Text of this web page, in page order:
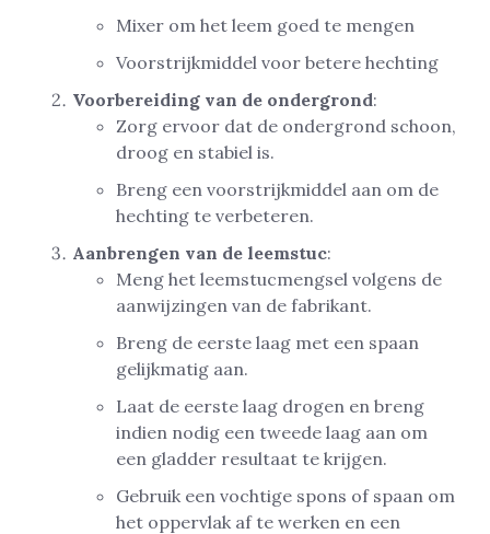
Mixer om het leem goed te mengen
Voorstrijkmiddel voor betere hechting
Voorbereiding van de ondergrond:
Zorg ervoor dat de ondergrond schoon,
droog en stabiel is.
Breng een voorstrijkmiddel aan om de
hechting te verbeteren.
Aanbrengen van de leemstuc:
Meng het leemstucmengsel volgens de
aanwijzingen van de fabrikant.
Breng de eerste laag met een spaan
gelijkmatig aan.
Laat de eerste laag drogen en breng
indien nodig een tweede laag aan om
een gladder resultaat te krijgen.
Gebruik een vochtige spons of spaan om
het oppervlak af te werken en een